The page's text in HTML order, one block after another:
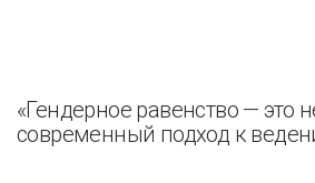
«Гендерное равенство — это
современный подход к